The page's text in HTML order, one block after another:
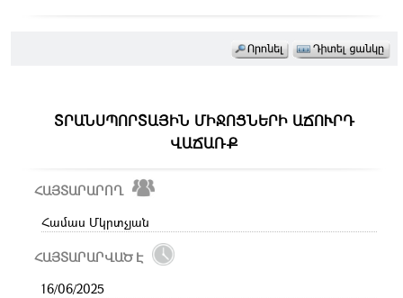
ՏՐԱՆՍՊՈՐՏԱՅԻՆ ՄԻՋՈՑՆԵՐԻ ԱՃՈՒՐԴ
ՎԱՃԱՌՔ
ՀԱՅՏԱՐԱՐՈՂ
Համաս Մկրտչյան
ՀԱՅՏԱՐԱՐՎԱԾ Է
16/06/2025